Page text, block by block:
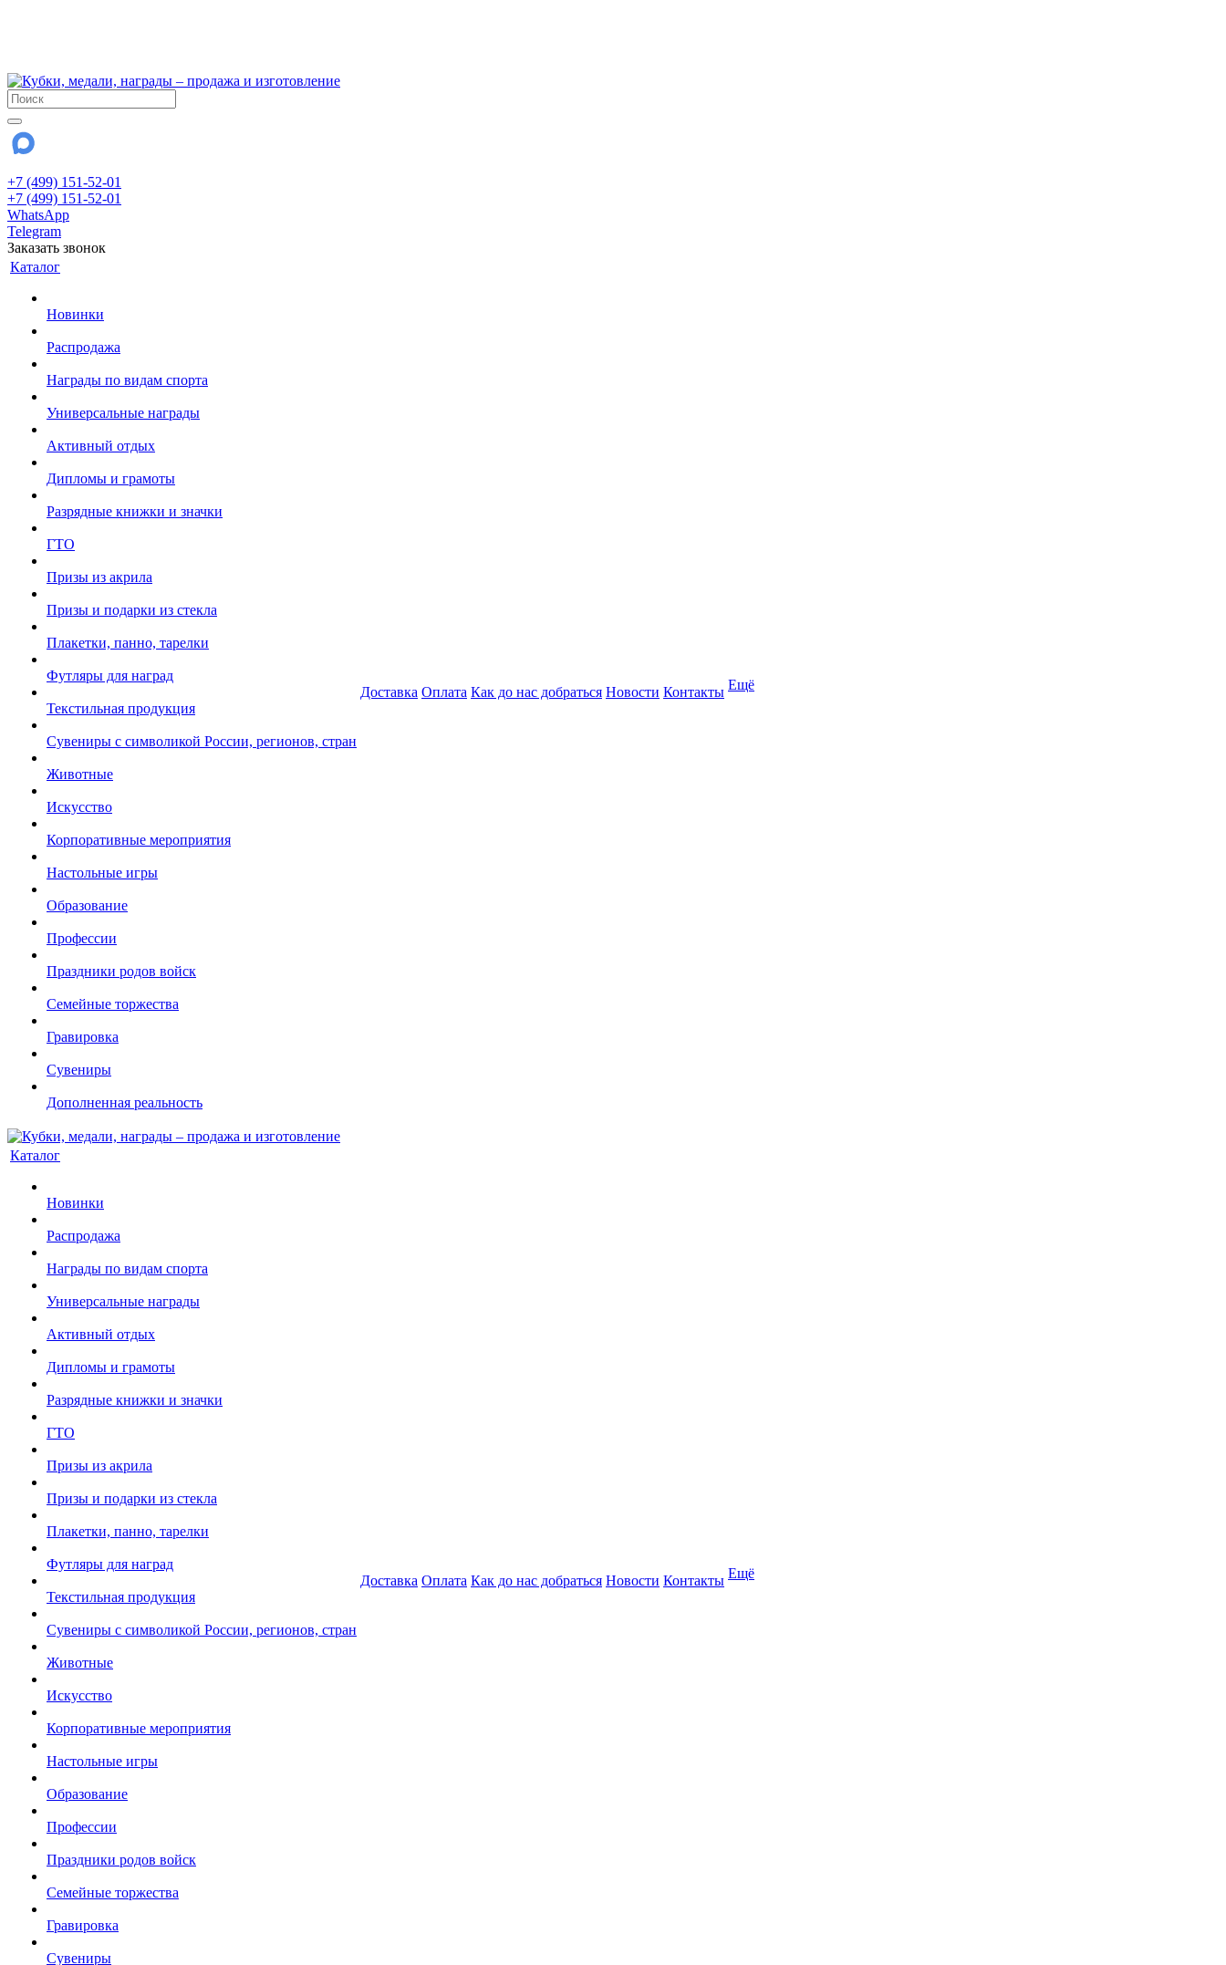
+7 (499) 151-52-01
+7 (499) 151-52-01
WhatsApp
Telegram
Заказать звонок
Каталог
Новинки
Распродажа
Награды по видам спорта
Универсальные награды
Активный отдых
Дипломы и грамоты
Разрядные книжки и значки
ГТО
Призы из акрила
Призы и подарки из стекла
Плакетки, панно, тарелки
Футляры для наград
Текстильная продукция
Сувениры с символикой России, регионов, стран
Животные
Искусство
Корпоративные мероприятия
Настольные игры
Образование
Профессии
Праздники родов войск
Семейные торжества
Гравировка
Сувениры
Дополненная реальность
Доставка Оплата Как до нас добраться Новости Контакты Ещё
Каталог
Новинки
Распродажа
Награды по видам спорта
Универсальные награды
Активный отдых
Дипломы и грамоты
Разрядные книжки и значки
ГТО
Призы из акрила
Призы и подарки из стекла
Плакетки, панно, тарелки
Футляры для наград
Текстильная продукция
Сувениры с символикой России, регионов, стран
Животные
Искусство
Корпоративные мероприятия
Настольные игры
Образование
Профессии
Праздники родов войск
Семейные торжества
Гравировка
Сувениры
Доставка Оплата Как до нас добраться Новости Контакты Ещё